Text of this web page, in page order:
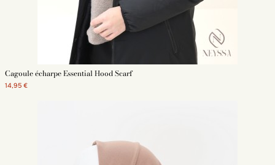
Cagoule écharpe Essential Hood Scarf
14,95 €